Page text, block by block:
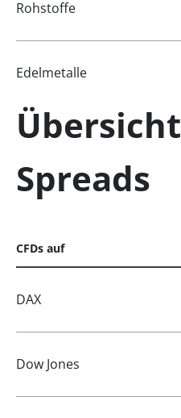
Rohstoffe
Edelmetalle
Übersicht
Spreads
CFDs auf
DAX
Dow Jones